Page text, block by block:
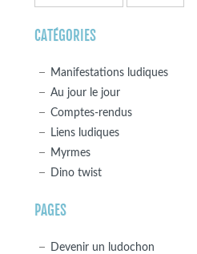
CATÉGORIES
Manifestations ludiques
Au jour le jour
Comptes-rendus
Liens ludiques
Myrmes
Dino twist
PAGES
Devenir un ludochon